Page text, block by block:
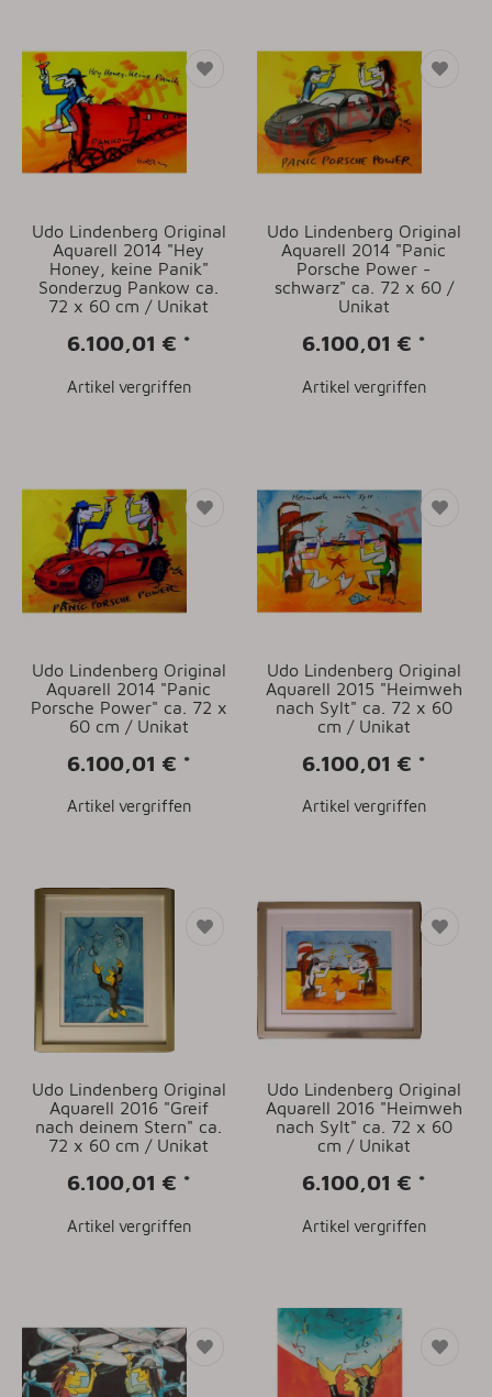
Udo Lindenberg Original
Aquarell 2014 "Hey
Honey, keine Panik"
Sonderzug Pankow ca.
72 x 60 cm / Unikat
6.100,01 € *
Artikel vergriffen
Udo Lindenberg Original
Aquarell 2014 "Panic
Porsche Power -
schwarz" ca. 72 x 60 /
Unikat
6.100,01 € *
Artikel vergriffen
Udo Lindenberg Original
Aquarell 2014 "Panic
Porsche Power" ca. 72 x
60 cm / Unikat
6.100,01 € *
Artikel vergriffen
Udo Lindenberg Original
Aquarell 2015 "Heimweh
nach Sylt" ca. 72 x 60
cm / Unikat
6.100,01 € *
Artikel vergriffen
Udo Lindenberg Original
Aquarell 2016 "Greif
nach deinem Stern" ca.
72 x 60 cm / Unikat
6.100,01 € *
Artikel vergriffen
Udo Lindenberg Original
Aquarell 2016 "Heimweh
nach Sylt" ca. 72 x 60
cm / Unikat
6.100,01 € *
Artikel vergriffen